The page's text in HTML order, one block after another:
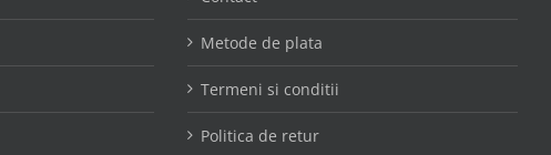
Metode de plata
Termeni si conditii
Politica de retur